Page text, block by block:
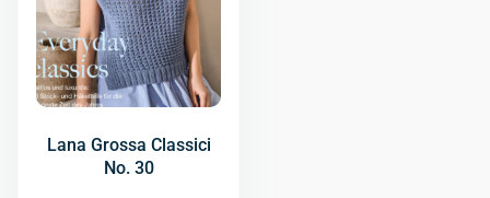
Lana Grossa Classici
No. 30